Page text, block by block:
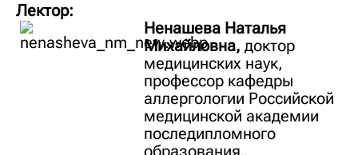
Лектор:
Ненашева Наталья
Михайловна, доктор
медицинских наук,
профессор кафедры
аллергологии Российской
медицинской академии
последипломного
образования.